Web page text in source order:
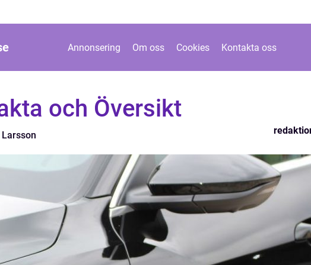
Annonsering Om oss Cookies Kontakta oss
och Översikt